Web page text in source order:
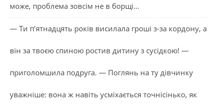
може, проблема зовсім не в борщі…
— Ти п’ятнадцять років висилала гроші з-за кордону, а
він за твоєю спиною ростив дитину з сусідкою! —
приголомшила подруга. — Поглянь на ту дівчинку
уважніше: вона ж навіть усміхається точнісінько, як